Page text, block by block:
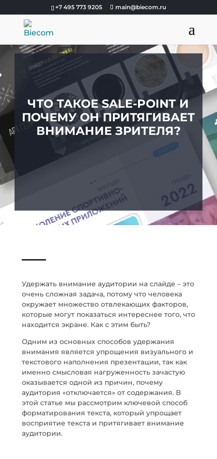
+7 495 773 9205 main@biecom.ru
ЧТО ТАКОЕ SALE-POINT И
ПОЧЕМУ ОН ПРИТЯГИВАЕТ
ВНИМАНИЕ ЗРИТЕЛЯ?
Удержать внимание аудитории на слайде – это
очень сложная задача, потому что человека
окружает множество отвлекающих факторов,
которые могут показаться интереснее того, что
находится экране. Как с этим быть?
Одним из основных способов удержания
внимания является упрощения визуального и
текстового наполнения презентации, так как
именно смысловая нагруженность зачастую
оказывается одной из причин, почему
аудитория «отключается» от содержания. В
этой статье мы рассмотрим ключевой способ
форматирования текста, который упрощает
восприятие текста и притягивает внимание
аудитории.